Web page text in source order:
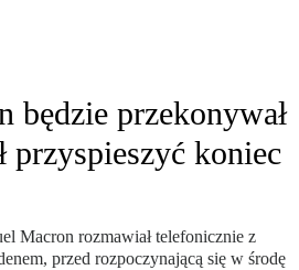
będzie przekonywał
przyspieszyć koniec
Macron rozmawiał telefonicznie z
przed rozpoczynającą się w środę